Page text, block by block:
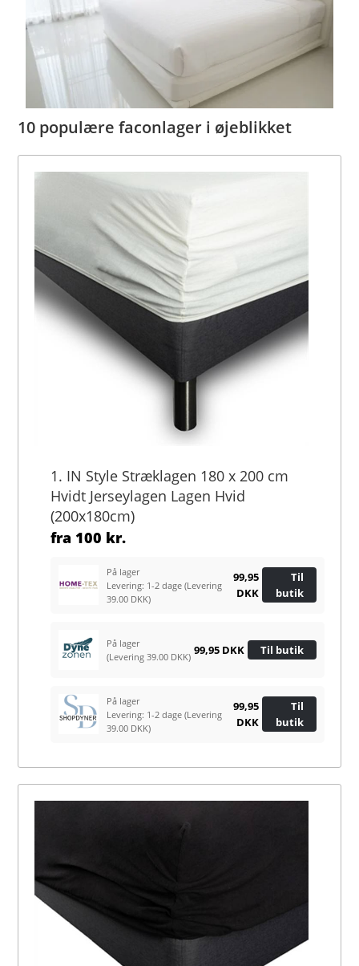
10 populære faconlager i øjeblikket
1. IN Style Stræklagen 180 x 200 cm
Hvidt Jerseylagen Lagen Hvid
(200x180cm)
fra 100 kr.
På lager
Levering: 1-2 dage(Levering
39.00 DKK)
99,95
DKK
Til
butik
På lager
(Levering 39.00 DKK) 99,95 DKK Til butik
På lager
Levering: 1-2 dage(Levering
39.00 DKK)
99,95
DKK
Til
butik